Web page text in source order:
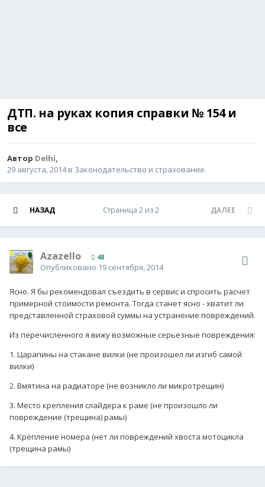
ДТП. на руках копия справки № 154 и
все
Автор Delhi,
29 августа, 2014в Законодательство и страхование.
НАЗАД ДАЛЕЕ
Страница 2 из 2
Azazello 48
Опубликовано 19 сентября, 2014
Ясно. Я бы рекомендовал съездить в сервис и спросить расчет
примерной стоимости ремонта. Тогда станет ясно - хватит ли
представленной страховой суммы на устранение повреждений.
Из перечисленного я вижу возможные серьезные повреждения:
1. Царапины на стакане вилки (не произошел ли изгиб самой
вилки)
2. Вмятина на радиаторе (не возникло ли микротрещин)
3. Место крепления слайдера к раме (не произошло ли
повреждение (трещина) рамы)
4. Крепление номера (нет ли повреждений хвоста мотоцикла
(трещина рамы)